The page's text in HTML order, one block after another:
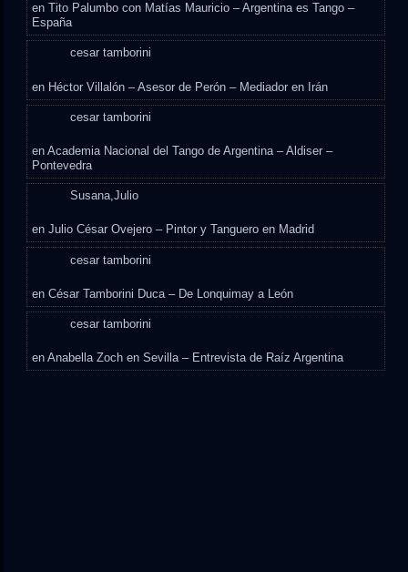
enTito Palumbo con Matías Mauricio – Argentina es Tango –
España
cesar tamborini
en Héctor Villalón – Asesor de Perón – Mediador en Irán
cesar tamborini
enAcademia Nacional del Tango de Argentina – Aldiser –
Pontevedra
Susana,Julio
enJulio César Ovejero – Pintor y Tanguero en Madrid
cesar tamborini
enCésar Tamborini Duca – De Lonquimay a León
cesar tamborini
enAnabella Zoch en Sevilla – Entrevista de Raíz Argentina